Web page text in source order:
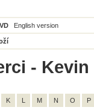
English version
-
K L M N O P